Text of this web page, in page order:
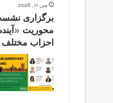
می 11, 2026
برگزاری نشست
محوریت
احزاب مختلف